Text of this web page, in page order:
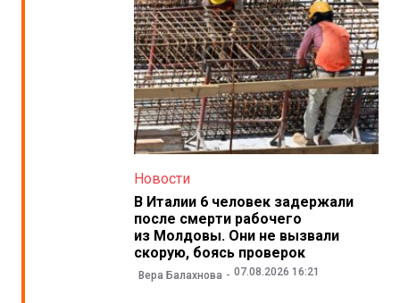
Новости
В Италии 6 человек задержали
после смерти рабочего
из Молдовы. Они не вызвали
скорую, боясь проверок
Вера Балахнова 07.08.2026 16:21